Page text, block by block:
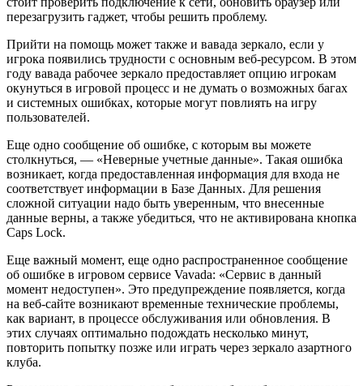
перезагрузить гаджет, чтобы решить проблему.
Прийти на помощь может также и вавада зеркало, если у
игрока появились трудности с основным веб-ресурсом. В этом
году вавада рабочее зеркало предоставляет опцию игрокам
окунуться в игровой процесс и не думать о возможных багах
и системных ошибках, которые могут повлиять на игру
пользователей.
Еще одно сообщение об ошибке, с которым вы можете
столкнуться, — «Неверные учетные данные». Такая ошибка
возникает, когда предоставленная информация для входа не
соответствует информации в Базе Данных. Для решения
сложной ситуации надо быть уверенным, что внесенные
данные верны, а также убедиться, что не активирована кнопка
Caps Lock.
Еще важный момент, еще одно распространенное сообщение
об ошибке в игровом сервисе Vavada: «Сервис в данный
момент недоступен». Это предупреждение появляется, когда
на веб-сайте возникают временные технические проблемы,
как вариант, в процессе обслуживания или обновления. В
этих случаях оптимально подождать несколько минут,
повторить попытку позже или играть через зеркало азартного
клуба.